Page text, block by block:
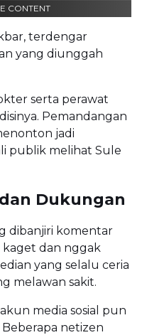
CONTENT
terdengar
yang diunggah
serta perawat
Pemandangan
jadi
publik melihat Sule
Dukungan
dibanjiri komentar
kaget dan nggak
yang selalu ceria
melawan sakit.
media sosial pun
netizen